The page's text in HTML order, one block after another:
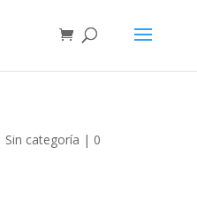
Sin categoría | 0